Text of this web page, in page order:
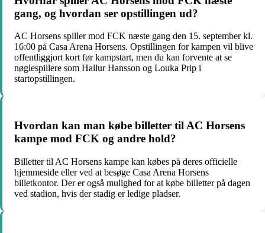
gang, og hvordan ser opstillingen ud?
AC Horsens spiller mod FCK næste gang den 15. september kl.
16:00 på Casa Arena Horsens. Opstillingen for kampen vil blive
offentliggjort kort før kampstart, men du kan forvente at se
nøglespillere som Hallur Hansson og Louka Prip i
startopstillingen.
Hvordan kan man købe billetter til AC Horsens
kampe mod FCK og andre hold?
Billetter til AC Horsens kampe kan købes på deres officielle
hjemmeside eller ved at besøge Casa Arena Horsens
billetkontor. Der er også mulighed for at købe billetter på dagen
ved stadion, hvis der stadig er ledige pladser.